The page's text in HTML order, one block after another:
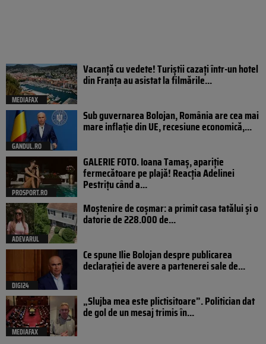
MEDIAFAX
Vacanță cu vedete! Turiștii cazați într-un hotel
din Franța au asistat la filmările...
GANDUL.RO
Sub guvernarea Bolojan, România are cea mai
mare inflație din UE, recesiune economică,...
PROSPORT.RO
GALERIE FOTO. Ioana Tamaş, apariție
fermecătoare pe plajă! Reacția Adelinei
Pestrițu când a...
ADEVARUL
Moștenire de coșmar: a primit casa tatălui și o
datorie de 228.000 de...
DIGI24
Ce spune Ilie Bolojan despre publicarea
declarației de avere a partenerei sale de...
MEDIAFAX
„Slujba mea este plictisitoare”. Politician dat
de gol de un mesaj trimis în...